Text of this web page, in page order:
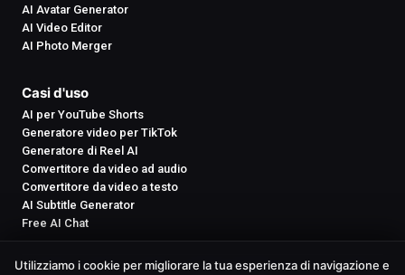
AI Avatar Generator
AI Video Editor
AI Photo Merger
Casi d'uso
AI per YouTube Shorts
Generatore video per TikTok
Generatore di Reel AI
Convertitore da video ad audio
Convertitore da video a testo
AI Subtitle Generator
Free AI Chat
Utilizziamo i cookie per migliorare la tua esperienza di navigazione e